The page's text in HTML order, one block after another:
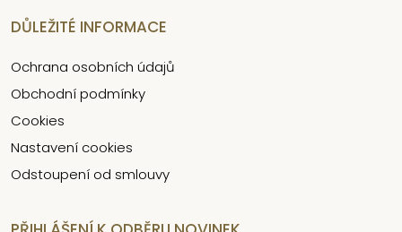
DŮLEŽITÉ INFORMACE
Ochrana osobních údajů
Obchodní podmínky
Cookies
Nastavení cookies
Odstoupení od smlouvy